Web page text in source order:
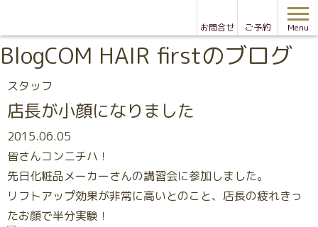
お問合せ ご予約 Menu
BlogCOM HAIR firstのブログ
スタッフ
店長が小顔になりました
2015.06.05
皆さんコンニチハ！
先日化粧品メーカーさんの講習会に参加しました。
リフトアップ効果が非常に高いとのこと、店長の疲れきっ
たお顔で半分実験！